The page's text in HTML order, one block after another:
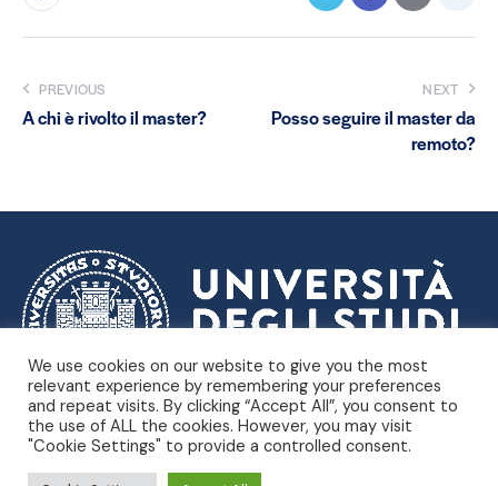
PREVIOUS
A chi è rivolto il master?
NEXT
Posso seguire il master da
remoto?
Università degli Studi di Trieste |Dipartimento di Scienze
Politiche e Sociali
We use cookies on our website to give you the most
relevant experience by remembering your preferences
and repeat visits. By clicking “Accept All”, you consent to
the use of ALL the cookies. However, you may visit
"Cookie Settings" to provide a controlled consent.